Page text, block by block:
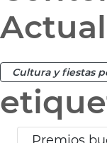
Cultura y fiestas